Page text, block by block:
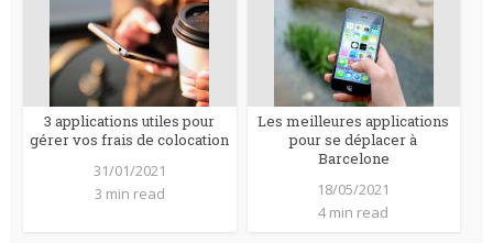
3 applications utiles pour
gérer vos frais de colocation
31/01/2021
3 min read
Les meilleures applications
pour se déplacer à
Barcelone
18/05/2021
4 min read